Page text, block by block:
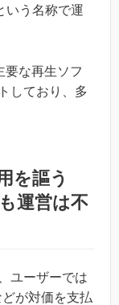
いう名称で運
要な再生ソフ
しており、多
を謳う
運営は不
ユーザーでは
が対価を支払